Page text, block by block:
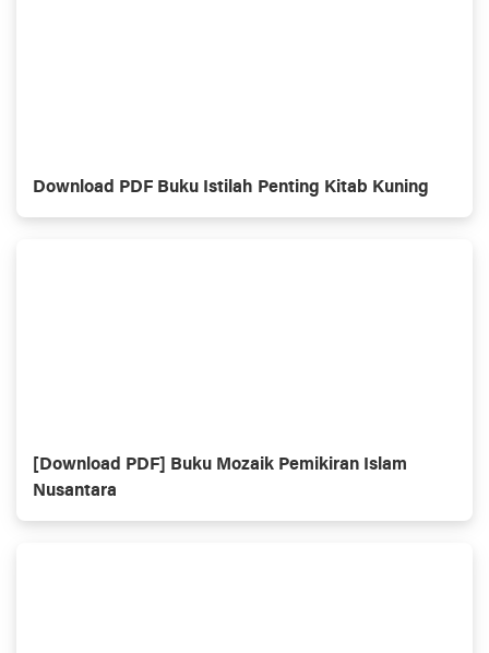
Download PDF Buku Istilah Penting Kitab Kuning
[Download PDF] Buku Mozaik Pemikiran Islam
Nusantara